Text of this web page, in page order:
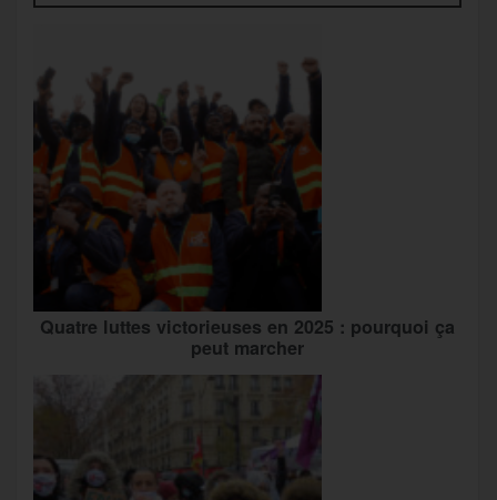
Quatre luttes victorieuses en 2025 : pourquoi ça
peut marcher